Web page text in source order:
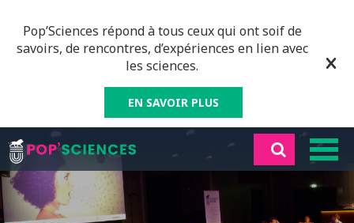
Pop’Sciences répond à tous ceux qui ont soif de
savoirs, de rencontres, d’expériences en lien avec
les sciences.
EN SAVOIR PLUS